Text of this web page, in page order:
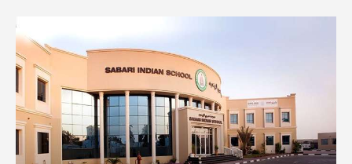
أفضل المطاعم لتناول غداء عمل في مركز دبي المالي العالمي
أغلى ماركات الملابس في العالم